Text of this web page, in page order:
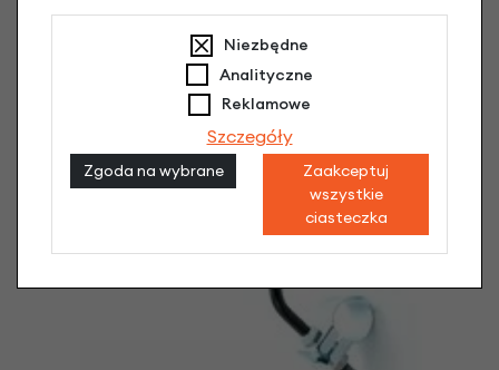
Niezbędne
Analityczne
Reklamowe
Szczegóły
Zgoda na wybrane
Zaakceptuj
wszystkie
ciasteczka